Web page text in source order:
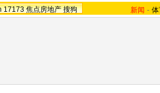
17173 焦点房地产 搜狗 新闻 -